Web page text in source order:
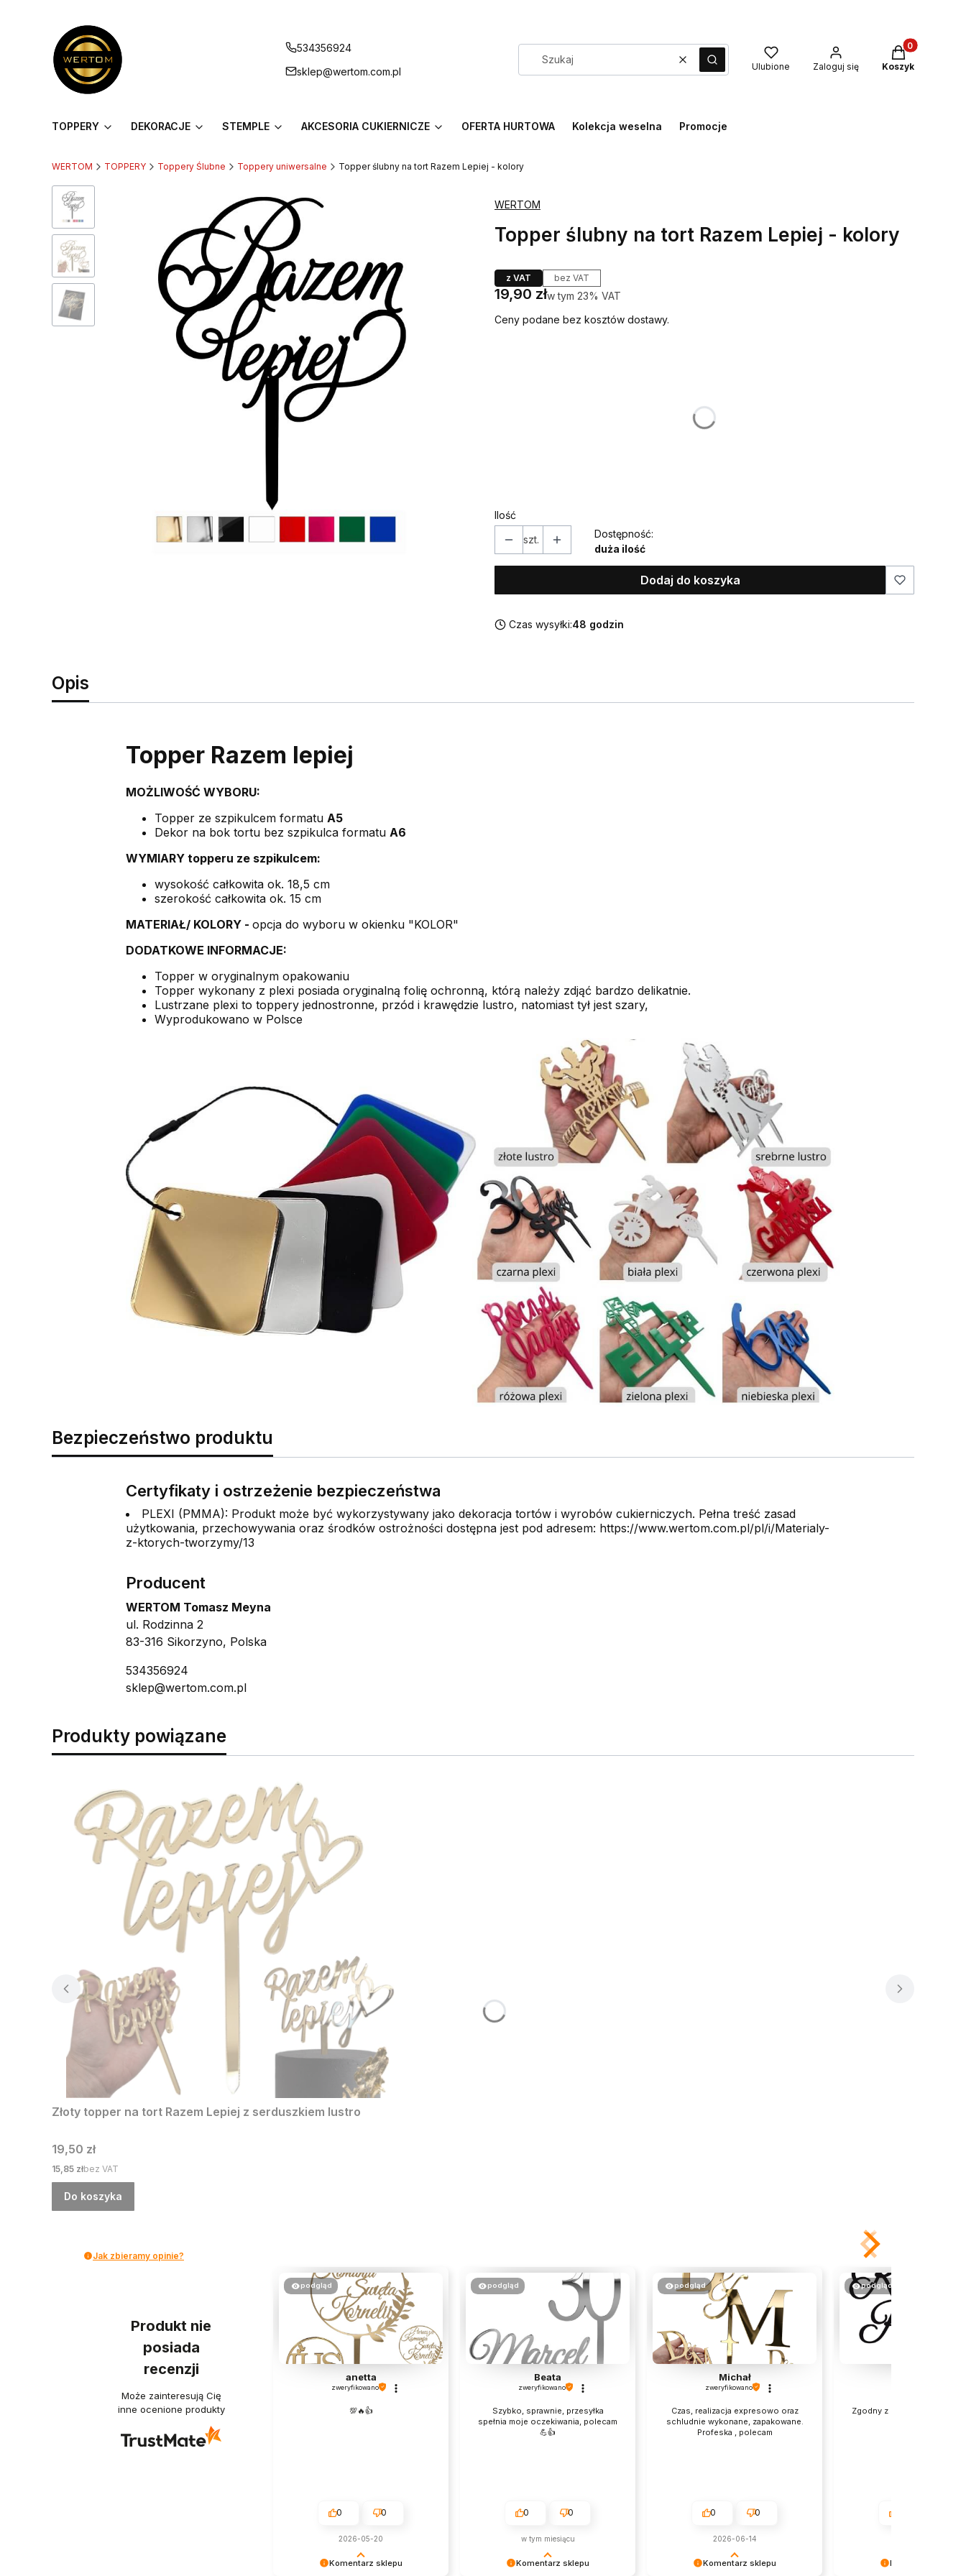
534356924
sklep@wertom.com.pl
WyczyśćSzukaj Ulubione Zaloguj się
Produkty w
Koszyk
TOPPERY DEKORACJE STEMPLE AKCESORIA CUKIERNICZE OFERTA HURTOWA Kolekcja weselna Promocje
WERTOM TOPPERY Toppery Ślubne Toppery uniwersalne Topper ślubny na tort Razem Lepiej - kolory
WERTOM
Topper ślubny na tort Razem Lepiej - kolory
z VAT bez VAT
Cena
19,90 złw tym 23% VAT
w tym 23% VAT
Ceny podane bez kosztów dostawy.
Ilość
szt.
Dostępność:
duża ilość
Dodaj do koszyka
Czas wysyłki:48 godzin
Opis
Topper Razem lepiej
MOŻLIWOŚĆ WYBORU:
Topper ze szpikulcem formatu A5
Dekor na bok tortu bez szpikulca formatu A6
WYMIARY topperu ze szpikulcem:
wysokość całkowita ok. 18,5 cm
szerokość całkowita ok. 15 cm
MATERIAŁ/ KOLORY - opcja do wyboru w okienku "KOLOR"
DODATKOWE INFORMACJE:
Topper w oryginalnym opakowaniu
Topper wykonany z plexi posiada oryginalną folię ochronną, którą należy zdjąć bardzo delikatnie.
Lustrzane plexi to toppery jednostronne, przód i krawędzie lustro, natomiast tył jest szary,
Wyprodukowano w Polsce
Bezpieczeństwo produktu
Certyfikaty i ostrzeżenie bezpieczeństwa
PLEXI (PMMA): Produkt może być wykorzystywany jako dekoracja tortów i wyrobów cukierniczych. Pełna treść zasad
użytkowania, przechowywania oraz środków ostrożności dostępna jest pod adresem: https://www.wertom.com.pl/pl/i/Materialy-
z-ktorych-tworzymy/13
Producent
WERTOM Tomasz Meyna
ul. Rodzinna 2
83-316 Sikorzyno, Polska
534356924
sklep@wertom.com.pl
Produkty powiązane
Złoty topper na tort Razem Lepiej z serduszkiem lustro
Cena
19,50 zł
Cena
15,85 złbez VAT
Do koszyka
Jak zbieramy opinie?
Produkt nie
posiada
recenzji
Może zainteresują Cię
inne ocenione produkty
Komentarz sklepu
podgląd
anetta
zweryfikowano
💯🔥👍️
0 0
2026-05-20
Komentarz sklepu
podgląd
Beata
zweryfikowano
Szybko, sprawnie, przesyłka
spełnia moje oczekiwania, polecam
💪👍️
0 0
w tym miesiącu
Komentarz sklepu
podgląd
Michał
zweryfikowano
Czas, realizacja expresowo oraz
schludnie wykonane, zapakowane.
Profeska , polecam
0 0
2026-06-14
Komentarz sklepu
podgląd
Zgodny z opisem,